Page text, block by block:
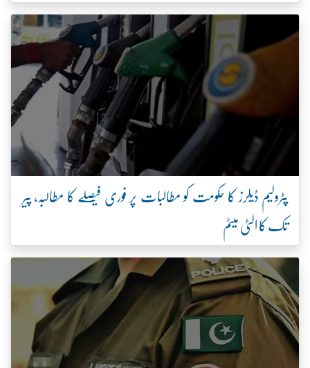
پٹرولیم ڈیلرز کا حکومت کو مطالبات پر فوری فیصلے کا مطالبہ، پیر
تک کا الٹی میٹم